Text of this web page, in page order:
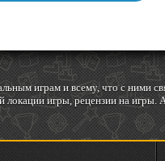
играм и всему, что с ними
локации игры, рецензии на